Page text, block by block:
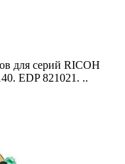
для серий RICOH
EDP 821021. ..